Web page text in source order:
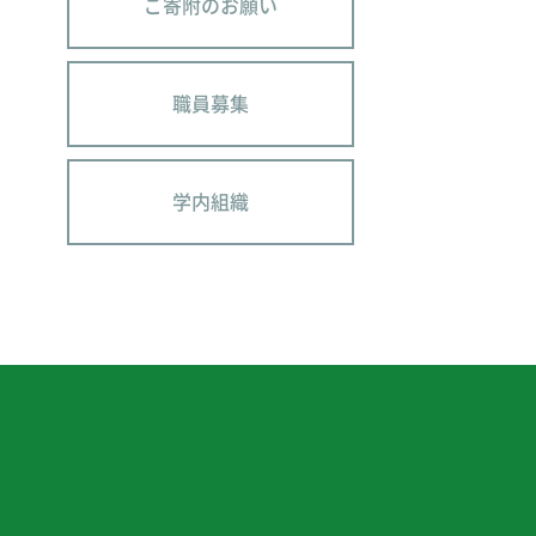
職員募集
学内組織